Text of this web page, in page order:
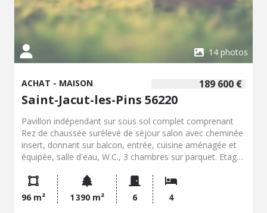
14 photos
189 600 €
ACHAT - MAISON
Saint-Jacut-les-Pins 56220
Pavillon indépendant sur sous sol complet comprenant
Rez de chaussée surélevé de séjour salon avec cheminée
insert, donnant sur balcon, entrée, cuisine aménagée et
équipée, salle d'eau, W.C., 3 chambres sur parquet. Etage
isolé. Sous sol de cave, chaufferie, bureau, garage. Jardin
y attenant de 1390 m² -
96 m² 1 390 m² 6 4